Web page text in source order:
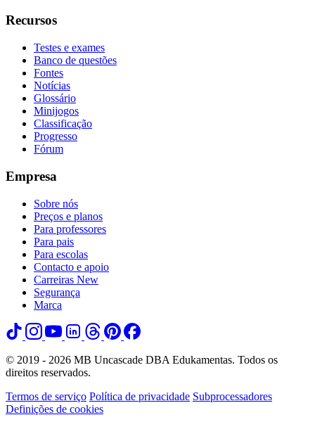
Recursos
Testes e exames
Banco de questões
Fontes
Notícias
Glossário
Minijogos
Classificação
Progresso
Fórum
Empresa
Sobre nós
Preços e planos
Para professores
Para pais
Para escolas
Contacto e apoio
Carreiras New
Segurança
Marca
© 2019 - 2026 MB Uncascade DBA Edukamentas. Todos os
direitos reservados.
Termos de serviço Política de privacidade Subprocessadores
Definições de cookies